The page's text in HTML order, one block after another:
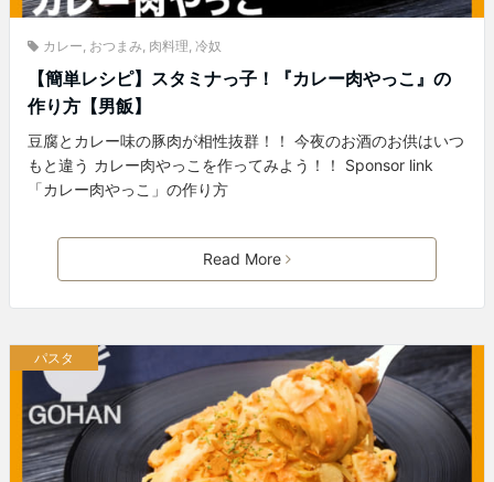
カレー おつまみ 肉料理 冷奴
【簡単レシピ】スタミナっ子！『カレー肉やっこ』の
作り方【男飯】
豆腐とカレー味の豚肉が相性抜群！！ 今夜のお酒のお供はいつ
もと違う カレー肉やっこを作ってみよう！！ Sponsor link
「カレー肉やっこ」の作り方
Read More
パスタ